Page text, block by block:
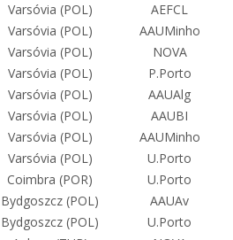
Varsóvia (POL)
AEFCL
Varsóvia (POL)
AAUMinho
Varsóvia (POL)
NOVA
Varsóvia (POL)
P.Porto
Varsóvia (POL)
AAUAlg
Varsóvia (POL)
AAUBI
Varsóvia (POL)
AAUMinho
Varsóvia (POL)
U.Porto
Coimbra (POR)
U.Porto
Bydgoszcz (POL)
AAUAv
Bydgoszcz (POL)
U.Porto